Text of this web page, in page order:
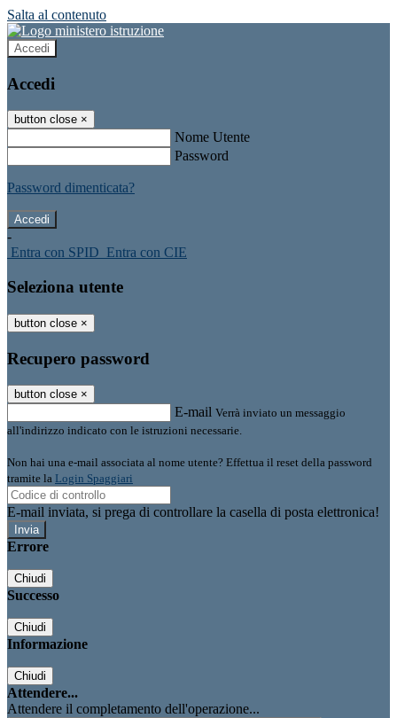
Salta al contenuto
Accedi
Accedi
button close ×
Nome Utente
Password
Password dimenticata?
-
Entra con SPID Entra con CIE
Seleziona utente
button close ×
Recupero password
button close ×
E-mail Verrà inviato un messaggio
all'indirizzo indicato con le istruzioni necessarie.
Non hai una e-mail associata al nome utente? Effettua il reset della password
tramite la Login Spaggiari
E-mail inviata, si prega di controllare la casella di posta elettronica!
Errore
Chiudi
Successo
Chiudi
Informazione
Chiudi
Attendere...
Attendere il completamento dell'operazione...